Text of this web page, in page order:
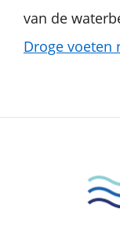
van de
Droge voeten